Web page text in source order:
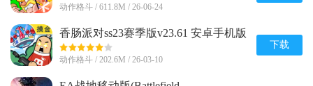
动作格斗 / 611.8M / 26-06-24
香肠派对ss23赛季版v23.61 安卓手机版
动作格斗 / 202.6M / 26-03-10
下载